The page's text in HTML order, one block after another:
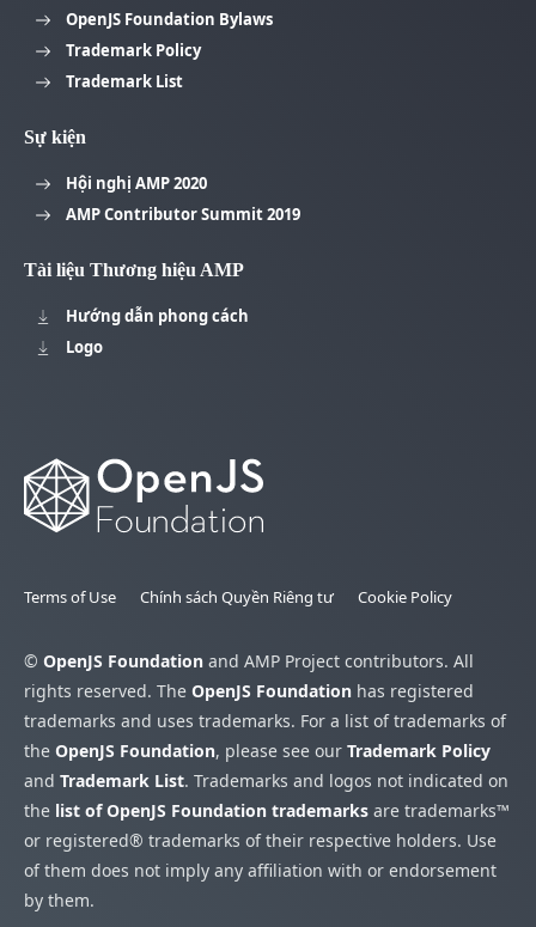
OpenJS Foundation Bylaws
Trademark Policy
Trademark List
Sự kiện
Hội nghị AMP 2020
AMP Contributor Summit 2019
Tài liệu Thương hiệu AMP
Hướng dẫn phong cách
Logo
Terms of Use Chính sách Quyền Riêng tư Cookie Policy
© OpenJS Foundation and AMP Project contributors. All
rights reserved. The OpenJS Foundation has registered
trademarks and uses trademarks. For a list of trademarks of
the OpenJS Foundation, please see our Trademark Policy
and Trademark List. Trademarks and logos not indicated on
the list of OpenJS Foundation trademarks are trademarks™
or registered® trademarks of their respective holders. Use
of them does not imply any affiliation with or endorsement
by them.